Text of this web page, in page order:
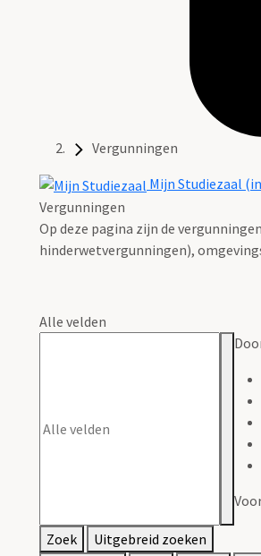
Vergunningen
Mijn Studiezaal
Vergunningen
Op deze pagina zijn de
hinderwetvergunningen),
Alle velden
Zoek
Uitgebreid zoeken